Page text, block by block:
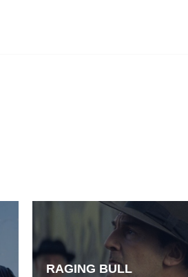
RAGING BULL